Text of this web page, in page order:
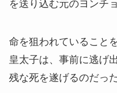
を送り込む元のヨンチ
命を狙われていること
皇太子は、事前に逃げ
残な死を遂げるのだった